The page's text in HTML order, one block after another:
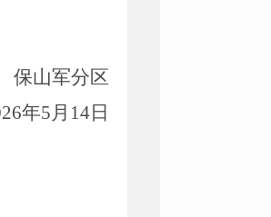
保山军分区
6年5月 14日